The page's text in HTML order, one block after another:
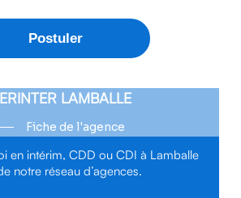
LAMBALLE
Fiche de l'agence
en intérim, CDD ou CDI à Lamballe
notre réseau d’agences.